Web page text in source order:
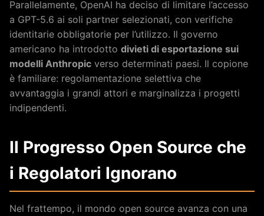
Parallelamente, OpenAI ha deciso di limitare l’accesso
a GPT-5.6 ai soli partner selezionati, con verifiche
identitarie obbligatorie per l’utilizzo. Il governo
americano ha introdotto divieti di esportazione sui
modelli Anthropic verso determinati paesi. Il copione
è familiare: regolamentazione selettiva che
avvantaggia i grandi attori e marginalizza i progetti
indipendenti.
Il Progresso Open Source che
i Regolatori Ignorano
Nel frattempo, il mondo open source avanza con una